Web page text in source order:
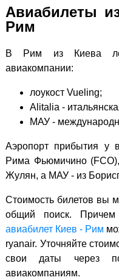
Авиабилеты
Рим
В Рим из Киева
авиакомпании:
лоукост Vueling;
Alitalia -
МАУ -
Аэропорт прибытия у
Рима Фьюмичино
Жулян, а МАУ - из
Стоимость билетов вы
общий поиск.
авиабилет Киев - Рим
ryanair. Уточняйте
свои даты через
авиакомпаниям.